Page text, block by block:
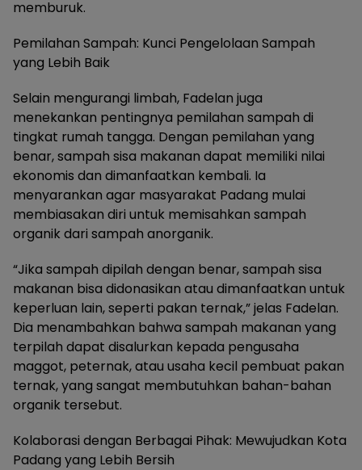
memburuk.
Pemilahan Sampah: Kunci Pengelolaan Sampah
yang Lebih Baik
Selain mengurangi limbah, Fadelan juga
menekankan pentingnya pemilahan sampah di
tingkat rumah tangga. Dengan pemilahan yang
benar, sampah sisa makanan dapat memiliki nilai
ekonomis dan dimanfaatkan kembali. Ia
menyarankan agar masyarakat Padang mulai
membiasakan diri untuk memisahkan sampah
organik dari sampah anorganik.
“Jika sampah dipilah dengan benar, sampah sisa
makanan bisa didonasikan atau dimanfaatkan untuk
keperluan lain, seperti pakan ternak,” jelas Fadelan.
Dia menambahkan bahwa sampah makanan yang
terpilah dapat disalurkan kepada pengusaha
maggot, peternak, atau usaha kecil pembuat pakan
ternak, yang sangat membutuhkan bahan-bahan
organik tersebut.
Kolaborasi dengan Berbagai Pihak: Mewujudkan Kota
Padang yang Lebih Bersih